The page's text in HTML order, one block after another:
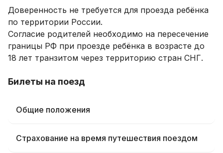
Доверенность не требуется для проезда ребёнка
по территории России.
Согласие родителей необходимо на пересечение
границы РФ при проезде ребёнка в возрасте до
18 лет транзитом через территорию стран СНГ.
Билеты на поезд
Общие положения
Страхование на время путешествия поездом